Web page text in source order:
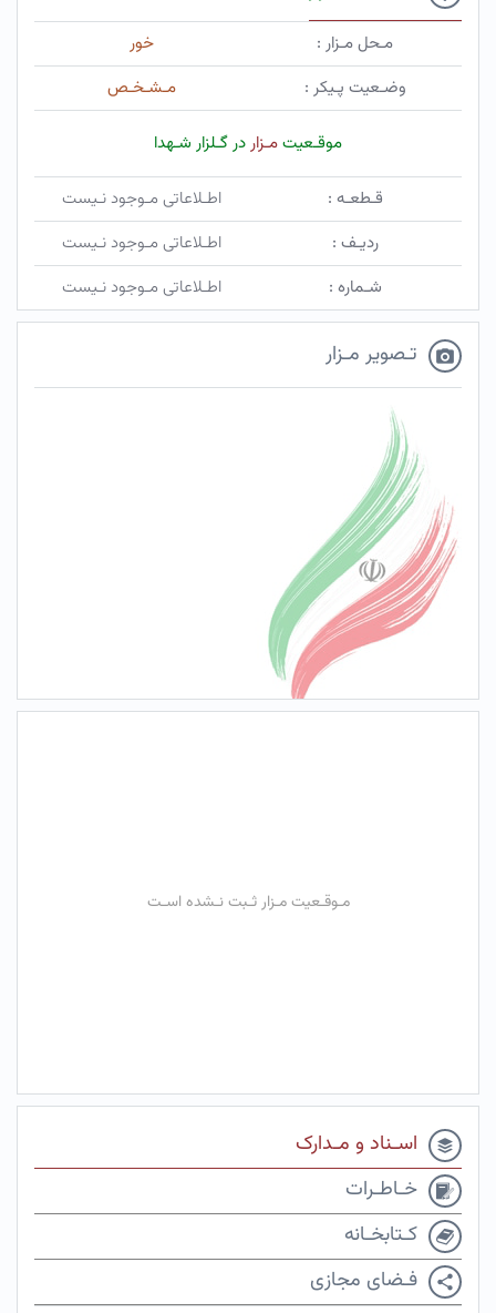
مـحل مـزار :
خور
وضـعیت پـیکر :
مـشـخـص
موقـعیتمـزاردر گـلزار شـهدا
قـطعـه :
اطـلاعاتی مـوجود نـیست
ردیـف :
اطـلاعاتی مـوجود نـیست
شـماره :
اطـلاعاتی مـوجود نـیست
تـصویر مـزار
مـوقـعیت مـزار ثـبت نـشده اسـت
اسـناد و مـدارک
خـاطـرات
کـتابخـانه
فـضای مجازی